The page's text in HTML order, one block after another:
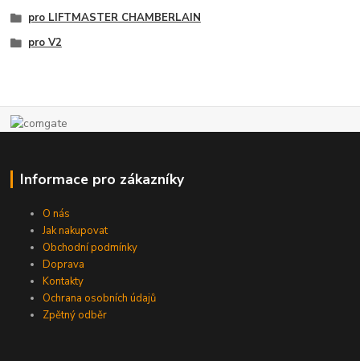
pro LIFTMASTER CHAMBERLAIN
pro V2
Informace pro zákazníky
O nás
Jak nakupovat
Obchodní podmínky
Doprava
Kontakty
Ochrana osobních údajů
Zpětný odběr